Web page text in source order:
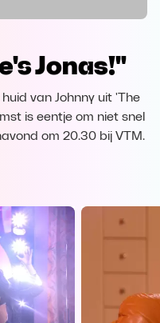
Download
Download
Jonas!"
van Johnny uit 'The
is eentje om niet snel
om 20.30 bij VTM.